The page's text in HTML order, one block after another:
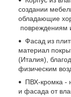
создании
обладающие
повреждениям
Фасад из
материал
(Италия),
физическим
ПВХ-кромка -
и фасада от